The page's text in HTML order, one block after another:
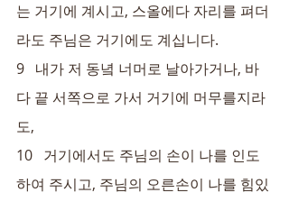
는 거기에 계시고, 스올에다 자리를 펴더
라도 주님은 거기에도 계십니다.
9   내가 저 동녘 너머로 날아가거나, 바
다 끝 서쪽으로 가서 거기에 머무를지라
도,
10   거기에서도 주님의 손이 나를 인도
하여 주시고, 주님의 오른손이 나를 힘있